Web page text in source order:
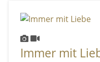
Immer mit